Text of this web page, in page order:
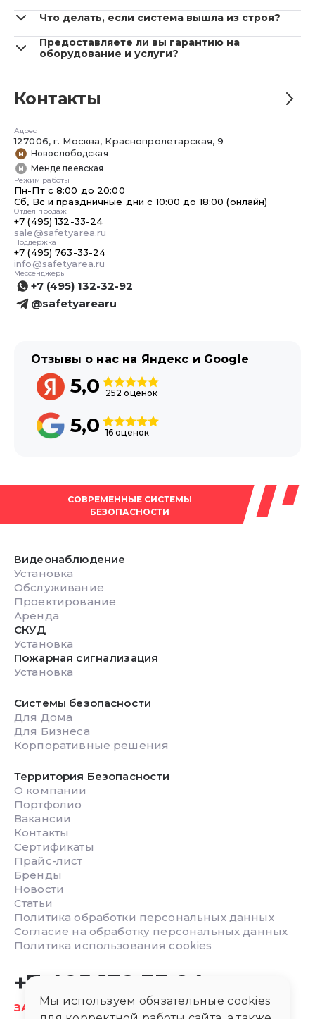
Что делать, если система вышла из строя?
Предоставляете ли вы гарантию на
оборудование и услуги?
Контакты
Адрес
127006, г. Москва, Краснопролетарская, 9
Новослободская
Менделеевская
Режим работы
Пн-Пт с 8:00 до 20:00
Сб, Вс и праздничные дни с 10:00 до 18:00 (онлайн)
Отдел продаж
+7 (495) 132-33-24
sale@safetyarea.ru
Поддержка
+7 (495) 763-33-24
info@safetyarea.ru
Мессенджеры
+7 (495) 132-32-92
@safetyarearu
Отзывы о нас на Яндекс и Google
5,0 252 оценок
5,0 16 оценок
СОВРЕМЕННЫЕ СИСТЕМЫ
БЕЗОПАСНОСТИ
Видеонаблюдение
Установка
Обслуживание
Проектирование
Аренда
СКУД
Установка
Пожарная сигнализация
Установка
Системы безопасности
Для Дома
Для Бизнеса
Корпоративные решения
Территория Безопасности
О компании
Портфолио
Вакансии
Контакты
Сертификаты
Прайс-лист
Бренды
Новости
Статьи
Политика обработки персональных данных
Согласие на обработку персональных данных
Политика использования cookies
+7 495 132 33 24
ЗАКАЗАТЬ ОБРАТНЫЙ ЗВОНОК
Мы используем обязательные cookies